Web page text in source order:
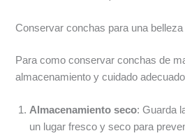
Conservar conchas para una
Para como conservar conchas de
almacenamiento y cuidado
Almacenamiento seco: Guarda
un lugar fresco y seco para